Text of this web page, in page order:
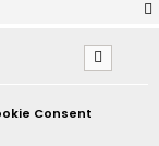
Consent